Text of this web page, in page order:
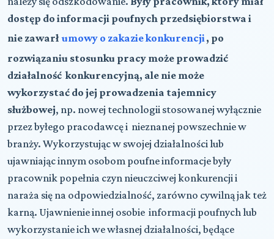
dostęp do informacji poufnych przedsiębiorstwa i
nie zawarł umowy o zakazie konkurencji , po
rozwiązaniu stosunku pracy może prowadzić
działalność konkurencyjną, ale nie może
wykorzystać do jej prowadzenia tajemnicy
służbowej, np. nowej technologii stosowanej wyłącznie
przez byłego pracodawcę i nieznanej powszechnie w
branży. Wykorzystując w swojej działalności lub
ujawniając innym osobom poufne informacje były
pracownik popełnia czyn nieuczciwej konkurencji i
naraża się na odpowiedzialność, zarówno cywilną jak też
karną. Ujawnienie innej osobie informacji poufnych lub
wykorzystanie ich we własnej działalności, będące